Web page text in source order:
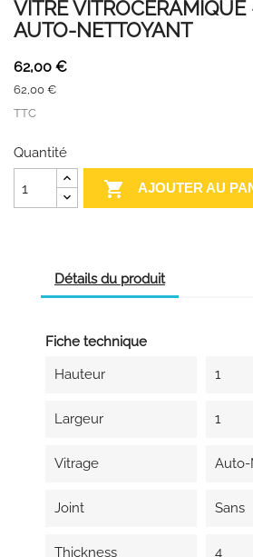
VITRE
AUTO-NETTOYANT
62,00 €
62,00 €
TTC
Quantité
 AJOUTER AU
Détails du produit
Fiche technique
Hauteur
1
Largeur 1
Vitrage
Joint Sans
Thickness 4